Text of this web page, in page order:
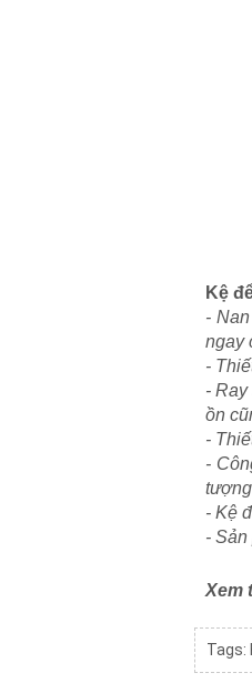
Kệ
-
ngay
-
-
ồn
-
-
- Kệ
-
Xem
Tags: